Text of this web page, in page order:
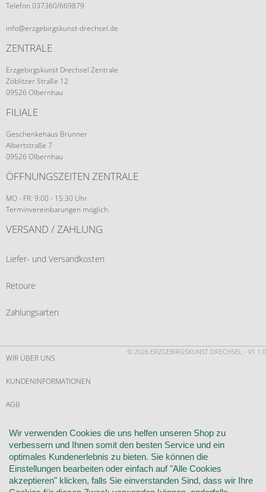
Telefon 037360/669879
info@erzgebirgskunst-drechsel.de
ZENTRALE
Erzgebirgskunst Drechsel Zentrale
Zöblitzer Straße 12
09526 Olbernhau
FILIALE
Geschenkehaus Brunner
Albertstraße 7
09526 Olbernhau
ÖFFNUNGSZEITEN ZENTRALE
MO - FR: 9:00 - 15:30 Uhr
Terminvereinbarungen möglich.
VERSAND / ZAHLUNG
Liefer- und Versandkosten
Retoure
Zahlungsarten
© 2026 ERZGEBIRGSKUNST DRECHSEL - V1.1.0
WIR ÜBER UNS
KUNDENINFORMATIONEN
AGB
WIDERRUF
VERTRAG WIDERRUFEN
KONTAKT
Wir verwenden Cookies die uns helfen unseren Shop zu
verbessern und Ihnen somit den besten Service und ein
optimales Kundenerlebnis zu bieten. Sie können die
Einstellungen bearbeiten oder einfach auf "Alle Cookies
akzeptieren" klicken, falls Sie einverstanden Sind, dass wir Ihre